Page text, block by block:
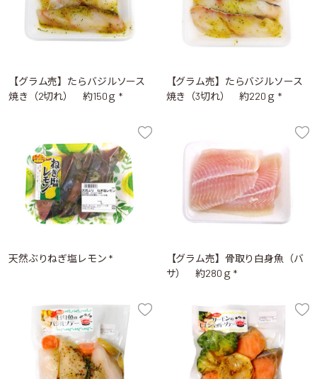
【グラム売】たらバジルソース
焼き（2切れ） 約150ｇ *
【グラム売】たらバジルソース
焼き（3切れ） 約220ｇ *
天然ぶりねぎ塩レモン *
【グラム売】骨取り白身魚（バ
サ） 約280ｇ *